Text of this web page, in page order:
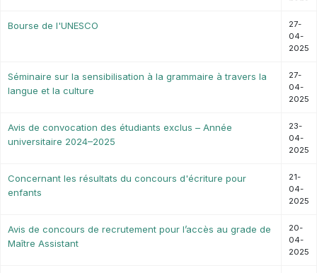
Bourse de l'UNESCO
27-
04-
2025
Séminaire sur la sensibilisation à la grammaire à travers la
langue et la culture
27-
04-
2025
Avis de convocation des étudiants exclus – Année
universitaire 2024–2025
23-
04-
2025
Concernant les résultats du concours d'écriture pour
enfants
21-
04-
2025
Avis de concours de recrutement pour l’accès au grade de
Maître Assistant
20-
04-
2025